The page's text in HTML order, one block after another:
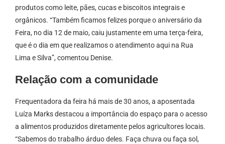
produtos como leite, pães, cucas e biscoitos integrais e
orgânicos. “Também ficamos felizes porque o aniversário da
Feira, no dia 12 de maio, caiu justamente em uma terça-feira,
que é o dia em que realizamos o atendimento aqui na Rua
Lima e Silva”, comentou Denise.
Relação com a comunidade
Frequentadora da feira há mais de 30 anos, a aposentada
Luíza Marks destacou a importância do espaço para o acesso
a alimentos produzidos diretamente pelos agricultores locais.
“Sabemos do trabalho árduo deles. Faça chuva ou faça sol,